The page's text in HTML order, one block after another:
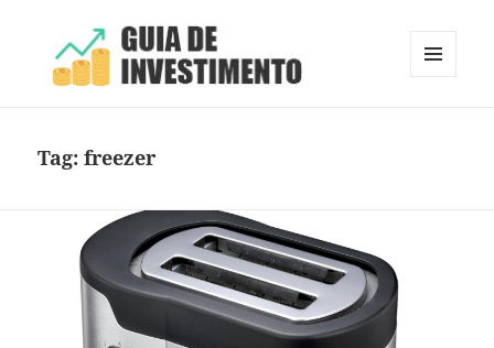
Tag:freezer